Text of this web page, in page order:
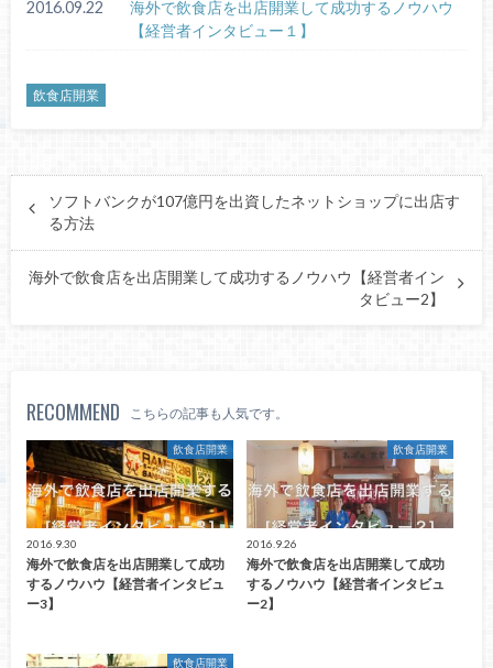
2016.09.22
海外で飲食店を出店開業して成功するノウハウ
【経営者インタビュー１】
飲食店開業
ソフトバンクが107億円を出資したネットショップに出店す
る方法
海外で飲食店を出店開業して成功するノウハウ【経営者イン
タビュー2】
RECOMMEND こちらの記事も人気です。
飲食店開業
2016.9.30
海外で飲食店を出店開業して成功
するノウハウ【経営者インタビュ
ー3】
飲食店開業
2016.9.26
海外で飲食店を出店開業して成功
するノウハウ【経営者インタビュ
ー2】
飲食店開業